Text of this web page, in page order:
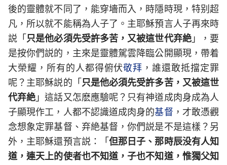
後的靈體就不同了，能穿墻而入，時隱時現，特别超
凡，所以就不能稱為人子了。主耶穌預言人子再來時
説「 只是他必須先受許多苦，又被這世代弃絶」，要
是按你們説的，主來是靈體駕雲降臨公開顯現，帶着
大榮耀，所有的人都得俯伏敬拜 ，誰還敢抵擋定罪
呢？主耶穌説的「 只是他必須先受許多苦，又被這世
代弃絶 」這話又怎麽應驗呢？只有神道成肉身成為人
子顯現作工，人都不認識道成肉身的基督 ，才敢憑觀
念想象定罪基督、弃絶基督，你們説是不是這樣？另
外，主耶穌還預言説：「 但那日子、那時辰没有人知
道，連天上的使者也不知道，子也不知道，惟獨父知